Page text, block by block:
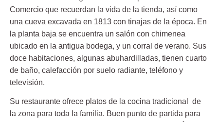
Comercio que recuerdan la vida de la tienda, así como
una cueva excavada en 1813 con tinajas de la época. En
la planta baja se encuentra un salón con chimenea
ubicado en la antigua bodega, y un corral de verano. Sus
doce habitaciones, algunas abuhardilladas, tienen cuarto
de baño, calefacción por suelo radiante, teléfono y
televisión.
Su restaurante ofrece platos de la cocina tradicional de
la zona para toda la familia. Buen punto de partida para